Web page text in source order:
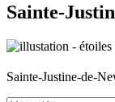
Sainte-
Sainte-Justine-de-